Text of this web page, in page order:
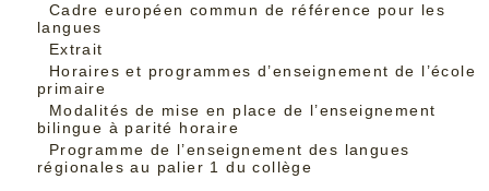
Cadre européen commun de référence pour les
langues
Extrait
Horaires et programmes d’enseignement de l’école
primaire
Modalités de mise en place de l’enseignement
bilingue à parité horaire
Programme de l’enseignement des langues
régionales au palier 1 du collège